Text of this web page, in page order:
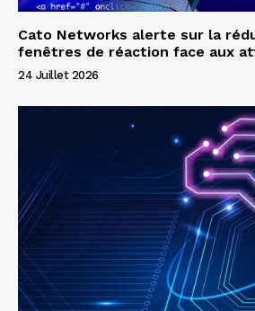
Cato Networks alerte sur la
fenêtres de réaction face aux
24 Juillet 2026